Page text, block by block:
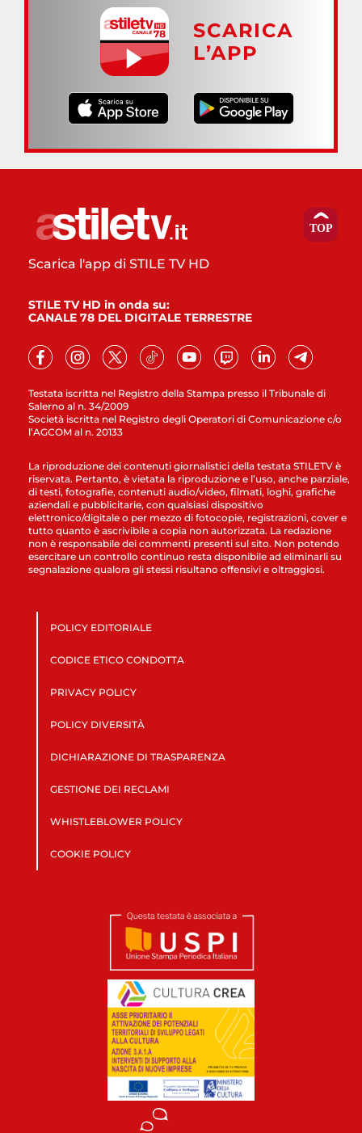
SCARICA
L’APP
Testata iscritta nel Registro della Stampa presso il Tribunale di
Salerno al n. 34/2009
Società iscritta nel Registro degli Operatori di Comunicazione c/o
l’AGCOM al n. 20133
Scarica l'app di STILE TV HD
STILE TV HD in onda su:
CANALE 78 DEL DIGITALE TERRESTRE
La riproduzione dei contenuti giornalistici della testata STILETV è
riservata. Pertanto, è vietata la riproduzione e l’uso, anche parziale,
di testi, fotografie, contenuti audio/video, filmati, loghi, grafiche
aziendali e pubblicitarie, con qualsiasi dispositivo
elettronico/digitale o per mezzo di fotocopie, registrazioni, cover e
tutto quanto è ascrivibile a copia non autorizzata. La redazione
non è responsabile dei commenti presenti sul sito. Non potendo
esercitare un controllo continuo resta disponibile ad eliminarli su
segnalazione qualora gli stessi risultano offensivi e oltraggiosi.
POLICY EDITORIALE
CODICE ETICO CONDOTTA
PRIVACY POLICY
POLICY DIVERSITÀ
DICHIARAZIONE DI TRASPARENZA
GESTIONE DEI RECLAMI
WHISTLEBLOWER POLICY
COOKIE POLICY